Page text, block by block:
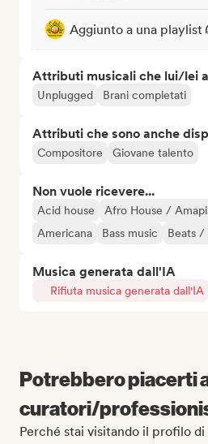
Aggiunto a una playlist
Attributi musicali che lui/lei
Unplugged Brani completati
Attributi che sono anche
Compositore Giovane talento
Non vuole ricevere...
Acid house Afro House /
Americana
Bass music Beats
Musica generata dall'IA
Rifiuta musica generata dall'IA
Potrebbero piacerti
curatori/
Perché stai visitando il profilo